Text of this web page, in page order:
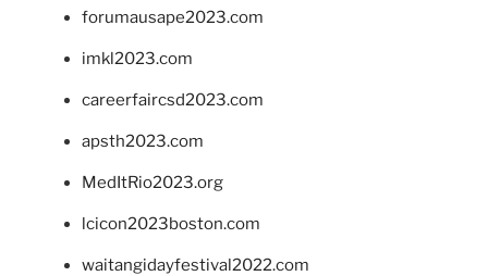
forumausape2023.com
imkl2023.com
careerfaircsd2023.com
apsth2023.com
MedItRio2023.org
lcicon2023boston.com
waitangidayfestival2022.com